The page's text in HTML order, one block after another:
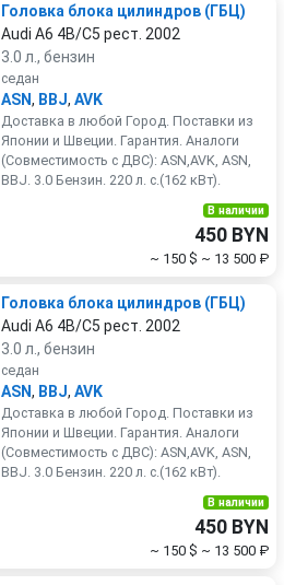
Головка блока цилиндров (ГБЦ)
Audi A6 4B/C5 рест. 2002
3.0 л., бензин
седан
ASN, BBJ, AVK
Доставка в любой Город. Поставки из
Японии и Швеции. Гарантия. Аналоги
(Совместимость с ДВС): ASN,AVK, ASN,
BBJ. 3.0 Бензин. 220 л. с.(162 кВт).
В наличии
450 BYN
~ 150 $ ~ 13 500 ₽
Головка блока цилиндров (ГБЦ)
Audi A6 4B/C5 рест. 2002
3.0 л., бензин
седан
ASN, BBJ, AVK
Доставка в любой Город. Поставки из
Японии и Швеции. Гарантия. Аналоги
(Совместимость с ДВС): ASN,AVK, ASN,
BBJ. 3.0 Бензин. 220 л. с.(162 кВт).
В наличии
450 BYN
~ 150 $ ~ 13 500 ₽